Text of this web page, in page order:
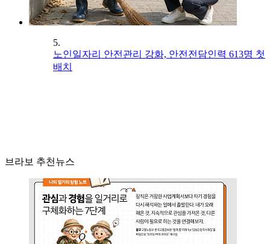
5.
노인일자리 안전관리 강화, 안전전담인력 613명 첫
배치
브라보 추천뉴스